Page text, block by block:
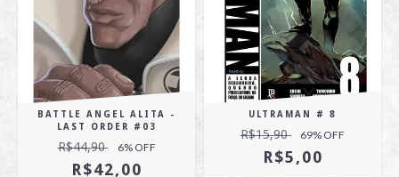
BATTLE ANGEL ALITA -
LAST ORDER #03
R$44,90 6% OFF
R$42,00
ULTRAMAN # 8
R$15,90 69% OFF
R$5,00